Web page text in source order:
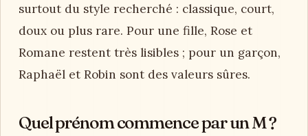
surtout du style recherché : classique, court,
doux ou plus rare. Pour une fille, Rose et
Romane restent très lisibles ; pour un garçon,
Raphaël et Robin sont des valeurs sûres.
Quel prénom commence par un M ?